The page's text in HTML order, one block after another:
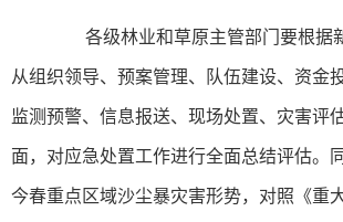
各级林业和草原主管部门要根据新
从组织领导、预案管理、队伍建设、资金
监测预警、信息报送、现场处置、灾害评
面，对应急处置工作进行全面总结评估。
今春重点区域沙尘暴灾害形势，对照《重